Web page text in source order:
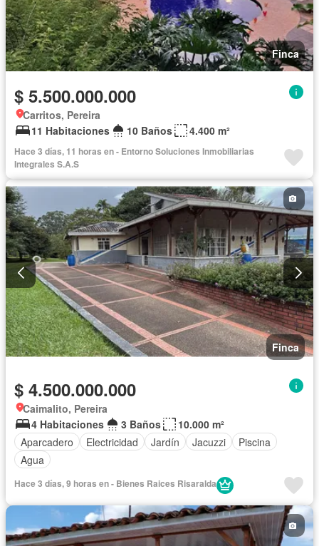
Finca
$ 5.500.000.000
Carritos, Pereira
11 Habitaciones
10 Baños 4.400 m²
Hace 3 días, 11 horas en - Entorno Soluciones Inmobiliarias
Integrales S.A.S
Finca
$ 4.500.000.000
Caimalito, Pereira
4 Habitaciones
3 Baños
10.000 m²
Aparcadero
Electricidad Jardín Jacuzzi
Piscina
Agua
Hace 3 días, 9 horas en - Bienes Raices Risaralda